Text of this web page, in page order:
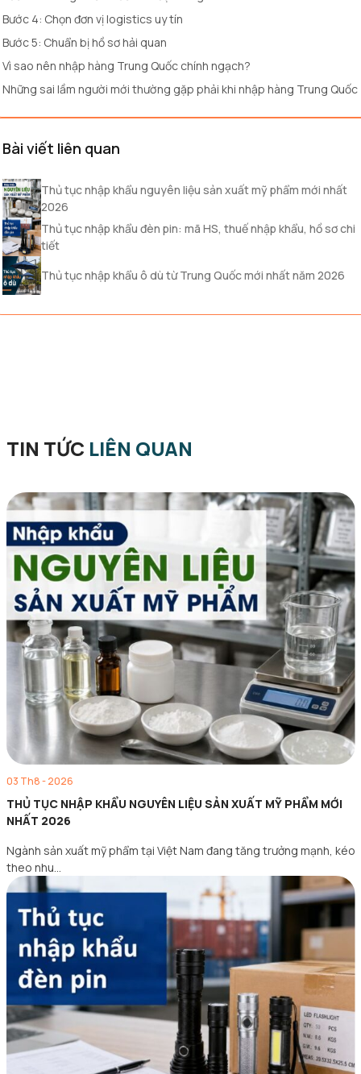
Bước 4: Chọn đơn vị logistics uy tín
Bước 5: Chuẩn bị hồ sơ hải quan
Vì sao nên nhập hàng Trung Quốc chính ngạch?
Những sai lầm người mới thường gặp phải khi nhập hàng Trung Quốc
Bài viết liên quan
Thủ tục nhập khẩu nguyên liệu sản xuất mỹ phẩm mới nhất
2026
Thủ tục nhập khẩu đèn pin: mã HS, thuế nhập khẩu, hồ sơ chi
tiết
Thủ tục nhập khẩu ô dù từ Trung Quốc mới nhất năm 2026
TIN TỨC LIÊN QUAN
03 Th8 - 2026
THỦ TỤC NHẬP KHẨU NGUYÊN LIỆU SẢN XUẤT MỸ PHẨM MỚI
NHẤT 2026
Ngành sản xuất mỹ phẩm tại Việt Nam đang tăng trưởng mạnh, kéo
theo nhu…